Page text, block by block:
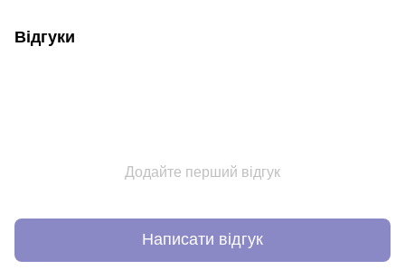
Відгуки
Додайте перший відгук
Написати відгук